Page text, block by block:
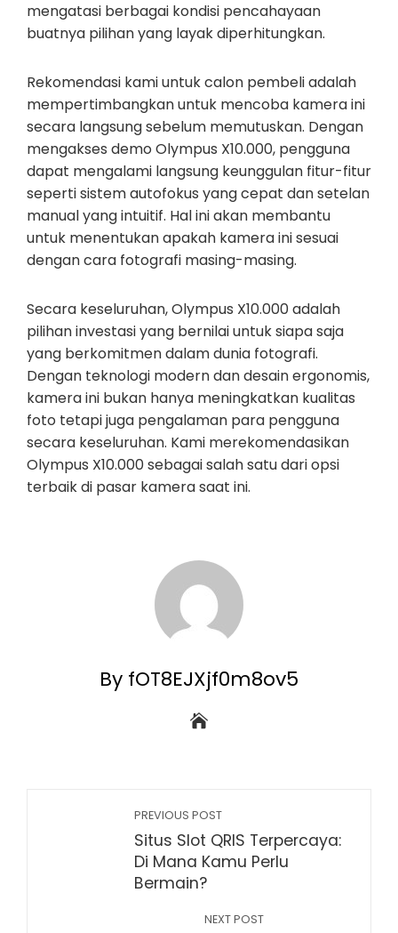
mengatasi berbagai kondisi pencahayaan
buatnya pilihan yang layak diperhitungkan.
Rekomendasi kami untuk calon pembeli adalah
mempertimbangkan untuk mencoba kamera ini
secara langsung sebelum memutuskan. Dengan
mengakses demo Olympus X10.000, pengguna
dapat mengalami langsung keunggulan fitur-fitur
seperti sistem autofokus yang cepat dan setelan
manual yang intuitif. Hal ini akan membantu
untuk menentukan apakah kamera ini sesuai
dengan cara fotografi masing-masing.
Secara keseluruhan, Olympus X10.000 adalah
pilihan investasi yang bernilai untuk siapa saja
yang berkomitmen dalam dunia fotografi.
Dengan teknologi modern dan desain ergonomis,
kamera ini bukan hanya meningkatkan kualitas
foto tetapi juga pengalaman para pengguna
secara keseluruhan. Kami merekomendasikan
Olympus X10.000 sebagai salah satu dari opsi
terbaik di pasar kamera saat ini.
By fOT8EJXjf0m8ov5
PREVIOUS POST
Situs Slot QRIS Terpercaya:
Di Mana Kamu Perlu
Bermain?
NEXT POST